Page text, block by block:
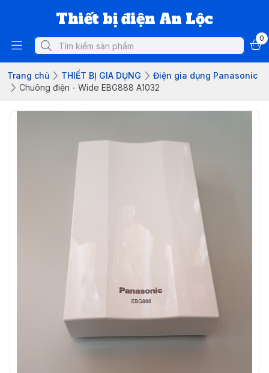
Thiết bị điện An Lộc
0
Trang chủ THIẾT BỊ GIA DỤNG
Điện gia dụng Panasonic
Chuông điện - Wide EBG888 A1032